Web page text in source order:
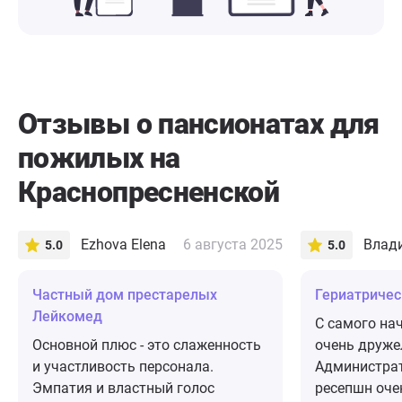
Отзывы о пансионатах для
пожилых на
Краснопресненской
5.0 Ezhova Elena 6 августа 2025
Частный дом престарелых
Лейкомед
Основной плюс - это слаженность
и участливость персонала.
Эмпатия и властный голос
5.0
С самого
очень
ресепшн